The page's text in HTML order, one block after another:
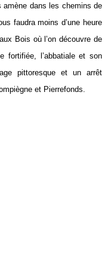
amène dans les chemins de
faudra moins d’une heure
Bois où l’on découvre de
fortifiée, l’abbatiale et son
pittoresque et un arrêt
et Pierrefonds.